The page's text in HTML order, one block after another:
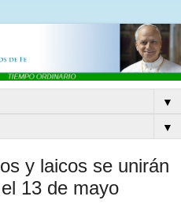
▼
▼
y laicos se unirán
13 de mayo